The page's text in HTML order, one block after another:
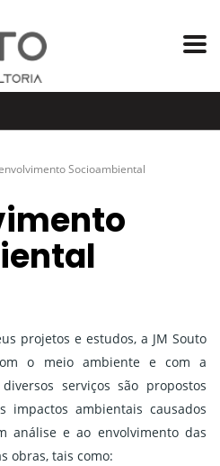
Socioambiental
projetos e estudos, a JM Souto
o meio ambiente e com a
serviços são propostos
impactos ambientais causados
análise e ao envolvimento das
obras, tais como: